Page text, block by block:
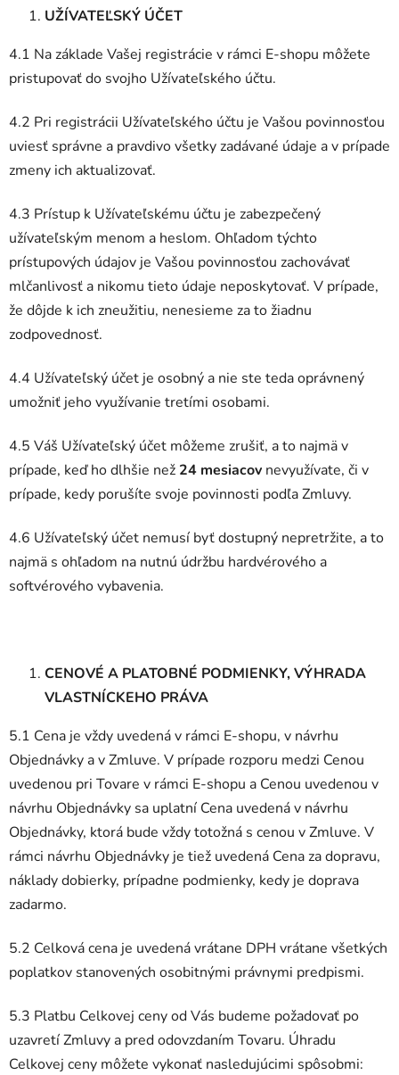
UŽÍVATEĽSKÝ ÚČET
4.1 Na základe Vašej registrácie v rámci E-shopu môžete
pristupovať do svojho Užívateľského účtu.
4.2 Pri registrácii Užívateľského účtu je Vašou povinnosťou
uviesť správne a pravdivo všetky zadávané údaje a v prípade
zmeny ich aktualizovať.
4.3 Prístup k Užívateľskému účtu je zabezpečený
užívateľským menom a heslom. Ohľadom týchto
prístupových údajov je Vašou povinnosťou zachovávať
mlčanlivosť a nikomu tieto údaje neposkytovať. V prípade,
že dôjde k ich zneužitiu, nenesieme za to žiadnu
zodpovednosť.
4.4 Užívateľský účet je osobný a nie ste teda oprávnený
umožniť jeho využívanie tretími osobami.
4.5 Váš Užívateľský účet môžeme zrušiť, a to najmä v
prípade, keď ho dlhšie než 24 mesiacov nevyužívate, či v
prípade, kedy porušíte svoje povinnosti podľa Zmluvy.
4.6 Užívateľský účet nemusí byť dostupný nepretržite, a to
najmä s ohľadom na nutnú údržbu hardvérového a
softvérového vybavenia.
CENOVÉ A PLATOBNÉ PODMIENKY, VÝHRADA
VLASTNÍCKEHO PRÁVA
5.1 Cena je vždy uvedená v rámci E-shopu, v návrhu
Objednávky a v Zmluve. V prípade rozporu medzi Cenou
uvedenou pri Tovare v rámci E-shopu a Cenou uvedenou v
návrhu Objednávky sa uplatní Cena uvedená v návrhu
Objednávky, ktorá bude vždy totožná s cenou v Zmluve. V
rámci návrhu Objednávky je tiež uvedená Cena za dopravu,
náklady dobierky, prípadne podmienky, kedy je doprava
zadarmo.
5.2 Celková cena je uvedená vrátane DPH vrátane všetkých
poplatkov stanovených osobitnými právnymi predpismi.
5.3 Platbu Celkovej ceny od Vás budeme požadovať po
uzavretí Zmluvy a pred odovzdaním Tovaru. Úhradu
Celkovej ceny môžete vykonať nasledujúcimi spôsobmi: